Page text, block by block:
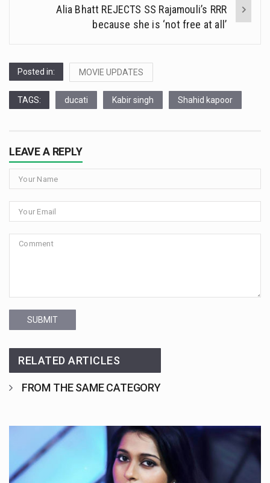
Alia Bhatt REJECTS SS Rajamouli’s RRR
because she is ‘not free at all’
Posted in: MOVIE UPDATES
TAGS: ducati Kabir singh Shahid kapoor
LEAVE A REPLY
SUBMIT
RELATED ARTICLES
FROM THE SAME CATEGORY